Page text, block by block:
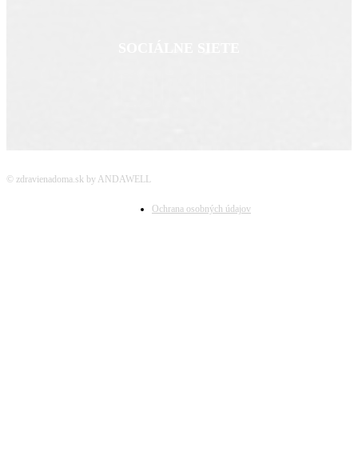
© zdravienadoma.sk by ANDAWELL
Ochrana osobných údajov